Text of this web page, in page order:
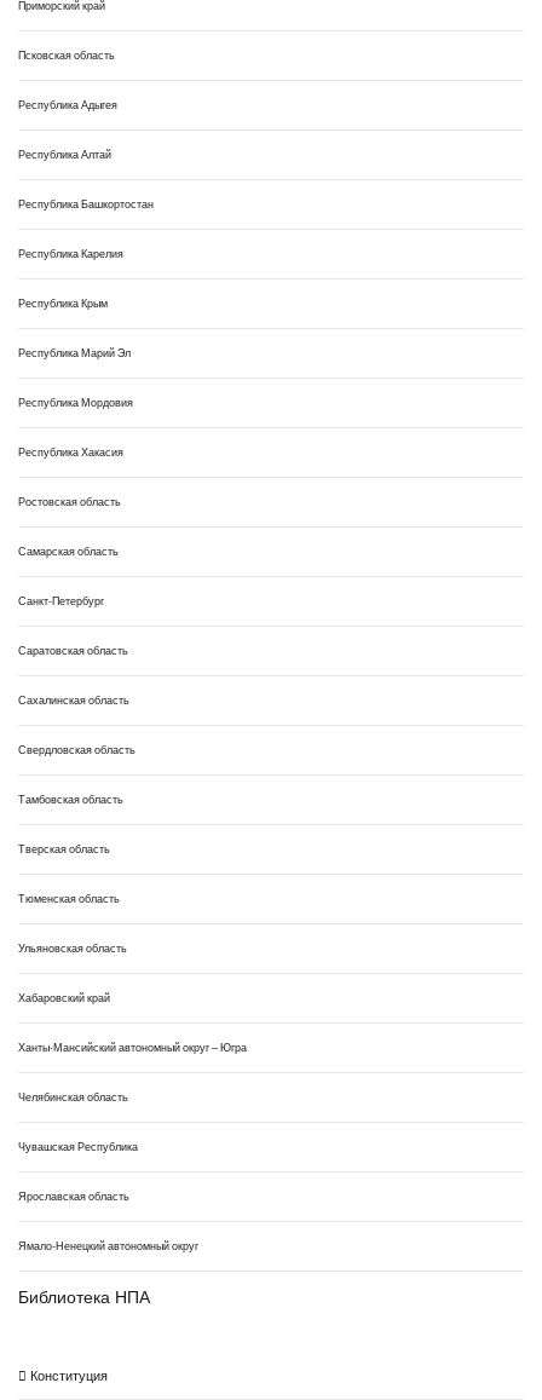
Приморский край
Псковская область
Республика Адыгея
Республика Алтай
Республика Башкортостан
Республика Карелия
Республика Крым
Республика Марий Эл
Республика Мордовия
Республика Хакасия
Ростовская область
Самарская область
Санкт-Петербург
Саратовская область
Сахалинская область
Свердловская область
Тамбовская область
Тверская область
Тюменская область
Ульяновская область
Хабаровский край
Ханты-Мансийский автономный округ – Югра
Челябинская область
Чувашская Республика
Ярославская область
Ямало-Ненецкий автономный округ
Библиотека НПА
Конституция